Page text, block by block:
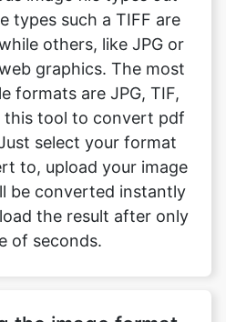
formats are JPG, TIF,
this tool to convert pdf
select your format
to, upload your image
be converted instantly
the result after only
of seconds.
the image format